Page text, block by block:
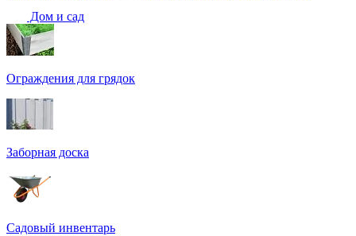
Дом и сад
Ограждения для грядок
Заборная доска
Садовый инвентарь